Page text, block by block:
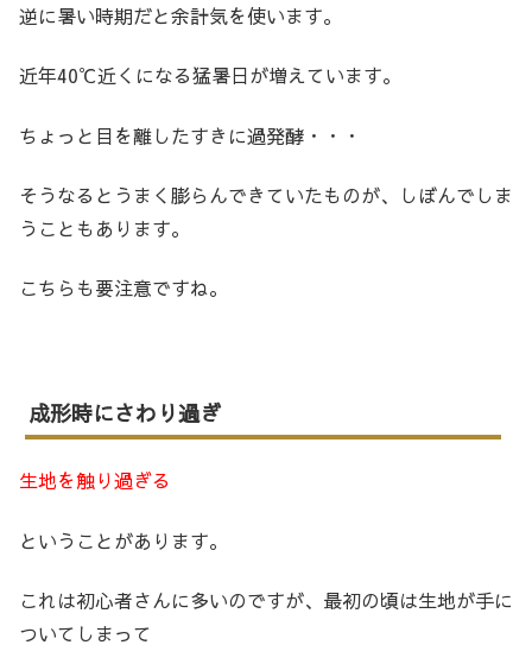
逆に暑い時期だと余計気を使います。
近年40℃近くになる猛暑日が増えています。
ちょっと目を離したすきに過発酵・・・
そうなるとうまく膨らんできていたものが、しぼんでしま
うこともあります。
こちらも要注意ですね。
成形時にさわり過ぎ
生地を触り過ぎる
ということがあります。
これは初心者さんに多いのですが、最初の頃は生地が手に
ついてしまって